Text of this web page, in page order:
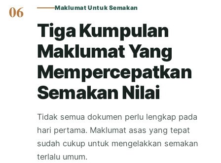
06 Maklumat Untuk Semakan
Tiga Kumpulan
Maklumat Yang
Mempercepatkan
Semakan Nilai
Tidak semua dokumen perlu lengkap pada
hari pertama. Maklumat asas yang tepat
sudah cukup untuk mengelakkan semakan
terlalu umum.